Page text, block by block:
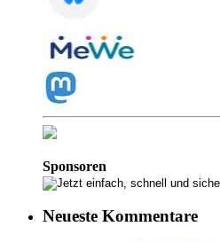
Sponsoren
Neueste Kommentare